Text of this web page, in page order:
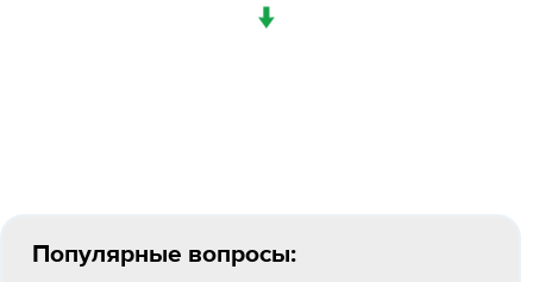
↓
Популярные вопросы: